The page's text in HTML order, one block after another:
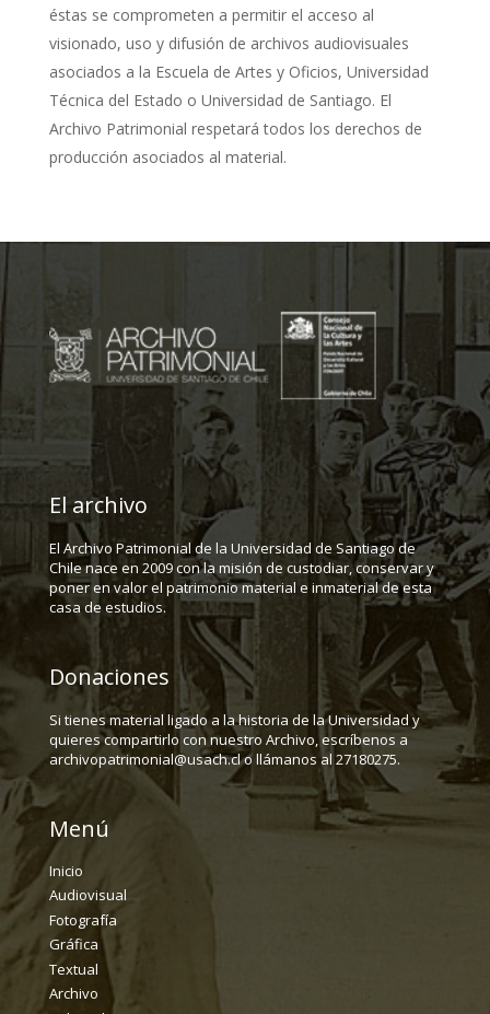
éstas se comprometen a permitir el acceso al
visionado, uso y difusión de archivos audiovisuales
asociados a la Escuela de Artes y Oficios, Universidad
Técnica del Estado o Universidad de Santiago. El
Archivo Patrimonial respetará todos los derechos de
producción asociados al material.
El archivo
El Archivo Patrimonial de la Universidad de Santiago de
Chile nace en 2009 con la misión de custodiar, conservar y
poner en valor el patrimonio material e inmaterial de esta
casa de estudios.
Donaciones
Si tienes material ligado a la historia de la Universidad y
quieres compartirlo con nuestro Archivo, escríbenos a
archivopatrimonial@usach.cl o llámanos al 27180275.
Menú
Inicio
Audiovisual
Fotografía
Gráfica
Textual
Archivo